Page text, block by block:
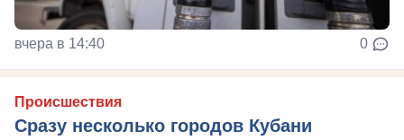
вчера в 14:40 0
Происшествия
Сразу несколько городов Кубани